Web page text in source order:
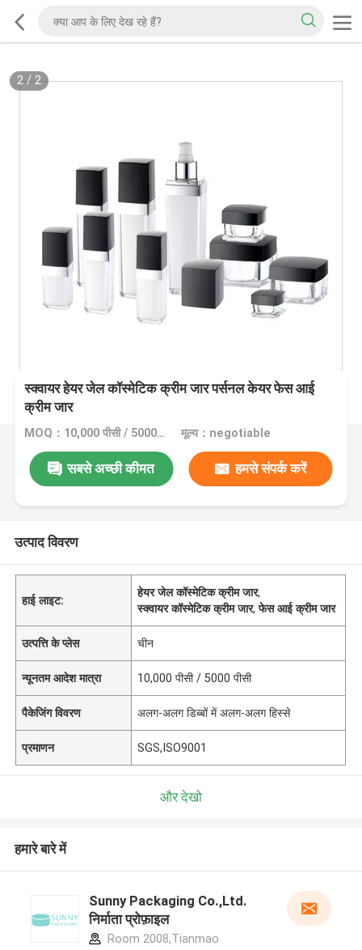
2/ 2
स्क्वायर हेयर जेल कॉस्मेटिक क्रीम जार पर्सनल केयर फेस आई
क्रीम जार
MOQ：10,000 पीसी / 5000 पीसी मूल्य：negotiable
सबसे अच्छी कीमत हमसे संपर्क करें
उत्पाद विवरण
हाई लाइट:
हेयर जेल कॉस्मेटिक क्रीम जार,
स्क्वायर कॉस्मेटिक क्रीम जार,फेस आई क्रीम जार
उत्पत्ति के प्लेस चीन
न्यूनतम आदेश मात्रा 10,000 पीसी / 5000 पीसी
पैकेजिंग विवरण अलग-अलग डिब्बों में अलग-अलग हिस्से
प्रमाणन SGS,ISO9001
और देखो
हमारे बारे में
Sunny Packaging Co.,Ltd.
निर्माता प्रोफ़ाइल
Room 2008,Tianmao